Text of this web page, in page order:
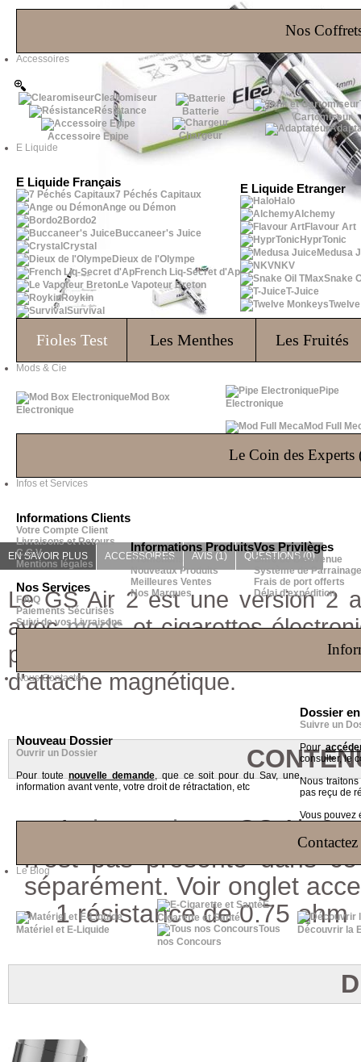
Nos
Accessoires
Clearomiseur
Résistance
Accessoire Epipe
Batterie
Chargeur
Cartomiseur
E Liquide
E Liquide Français
7 Péchés Capitaux
Ange ou Démon
Bordo2
Buccaneer's Juice
Crystal
Dieux de l'Olympe
French Liq-Secret d'Ap
Le Vapoteur Breton
Roykin
Survival
E Liquide Etranger
Halo
Alchemy
Flavour Art
HyprTonic
Medusa
NKV
Snake
T-Juice
Fioles Test Les Menthes Les Fruités
Mods & Cie
Mod Box
Electronique
Pipe
Electronique
Mod Full
Le Coin des Experts
Infos et Services
Informations Clients
Votre Compte Client
Livraisons et Retours
C.G.V
Mentions légales
Nos Services
F.A.Q
Paiements Sécurisés
Suivi de vos Livraisons
Informations Produits
Promotions
Nouveaux Produits
Meilleures Ventes
Nos Marques
Vos Privilèges
Offre de Bienvenue
Système de Parrainage
Frais de port offerts
Délai d'expédition
Nous Contacter
Nouveau Dossier
Ouvrir un Dossier
Pour toutenouvelle demande, que ce soit pour du Sav, une
information avant vente, votre droit de rétractation, etc
Dossier
Suivre un
Pour
consulter, le
Nous
pas reçu de
Vous pouvez
Le Blog
Matériel et E-Liquide
E-
Cigarette et Santé
Tous
nos Concours
Découvrir la
EN SAVOIR PLUS ACCESSOIRES AVIS (1) QUESTIONS (0)
Le GS Air 2 est une version 2
avecmodset cigarettes
pensé pour se coupler avec
d'attache magnétique.
1clearomiseurGS Air 2
n'est pas présente dans
séparément. Voir onglet
1 résistance de 0.75 ohm